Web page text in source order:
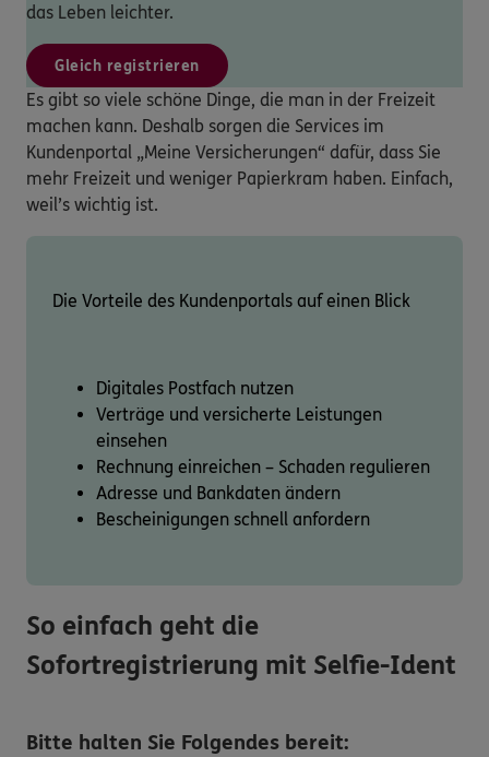
das Leben leichter.
Gleich registrieren
Es gibt so viele schöne Dinge, die man in der Freizeit
machen kann. Deshalb sorgen die Services im
Kundenportal „Meine Versicherungen“ dafür, dass Sie
mehr Freizeit und weniger Papierkram haben. Einfach,
weil’s wichtig ist.
Die Vorteile des Kundenportals auf einen Blick
Digitales Postfach nutzen
Verträge und versicherte Leistungen
einsehen
Rechnung einreichen – Schaden regulieren
Adresse und Bankdaten ändern
Bescheinigungen schnell anfordern
So einfach geht die
Sofortregistrierung mit Selfie-Ident
Bitte halten Sie Folgendes bereit: